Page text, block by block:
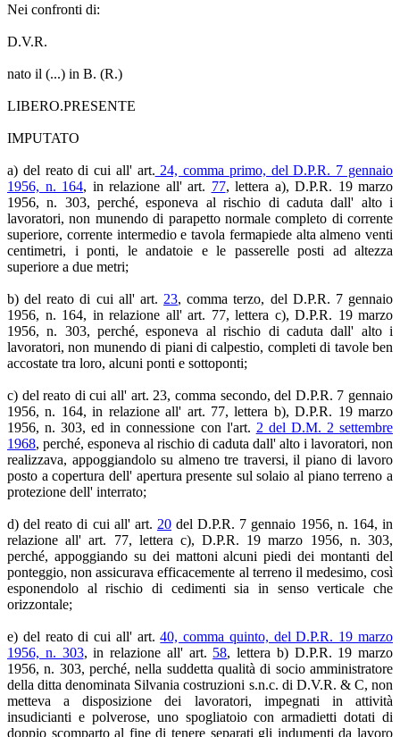
Nei confronti di:
D.V.R.
nato il (...) in B. (R.)
LIBERO.PRESENTE
IMPUTATO
a) del reato di cui all' art. 24, comma primo, del D.P.R. 7 gennaio
1956, n. 164, in relazione all' art. 77, lettera a), D.P.R. 19 marzo
1956, n. 303, perché, esponeva al rischio di caduta dall' alto i
lavoratori, non munendo di parapetto normale completo di corrente
superiore, corrente intermedio e tavola fermapiede alta almeno venti
centimetri, i ponti, le andatoie e le passerelle posti ad altezza
superiore a due metri;
b) del reato di cui all' art. 23, comma terzo, del D.P.R. 7 gennaio
1956, n. 164, in relazione all' art. 77, lettera c), D.P.R. 19 marzo
1956, n. 303, perché, esponeva al rischio di caduta dall' alto i
lavoratori, non munendo di piani di calpestio, completi di tavole ben
accostate tra loro, alcuni ponti e sottoponti;
c) del reato di cui all' art. 23, comma secondo, del D.P.R. 7 gennaio
1956, n. 164, in relazione all' art. 77, lettera b), D.P.R. 19 marzo
1956, n. 303, ed in connessione con l'art. 2 del D.M. 2 settembre
1968, perché, esponeva al rischio di caduta dall' alto i lavoratori, non
realizzava, appoggiandolo su almeno tre traversi, il piano di lavoro
posto a copertura dell' apertura presente sul solaio al piano terreno a
protezione dell' interrato;
d) del reato di cui all' art. 20del D.P.R. 7 gennaio 1956, n. 164, in
relazione all' art. 77, lettera c), D.P.R. 19 marzo 1956, n. 303,
perché, appoggiando su dei mattoni alcuni piedi dei montanti del
ponteggio, non assicurava efficacemente al terreno il medesimo, così
esponendolo al rischio di cedimenti sia in senso verticale che
orizzontale;
e) del reato di cui all' art.40, comma quinto, del D.P.R. 19 marzo
1956, n. 303, in relazione all' art. 58, lettera b) D.P.R. 19 marzo
1956, n. 303, perché, nella suddetta qualità di socio amministratore
della ditta denominata Silvania costruzioni s.n.c. di D.V.R. & C, non
metteva a disposizione dei lavoratori, impegnati in attività
insudicianti e polverose, uno spogliatoio con armadietti dotati di
doppio scomparto al fine di tenere separati gli indumenti da lavoro